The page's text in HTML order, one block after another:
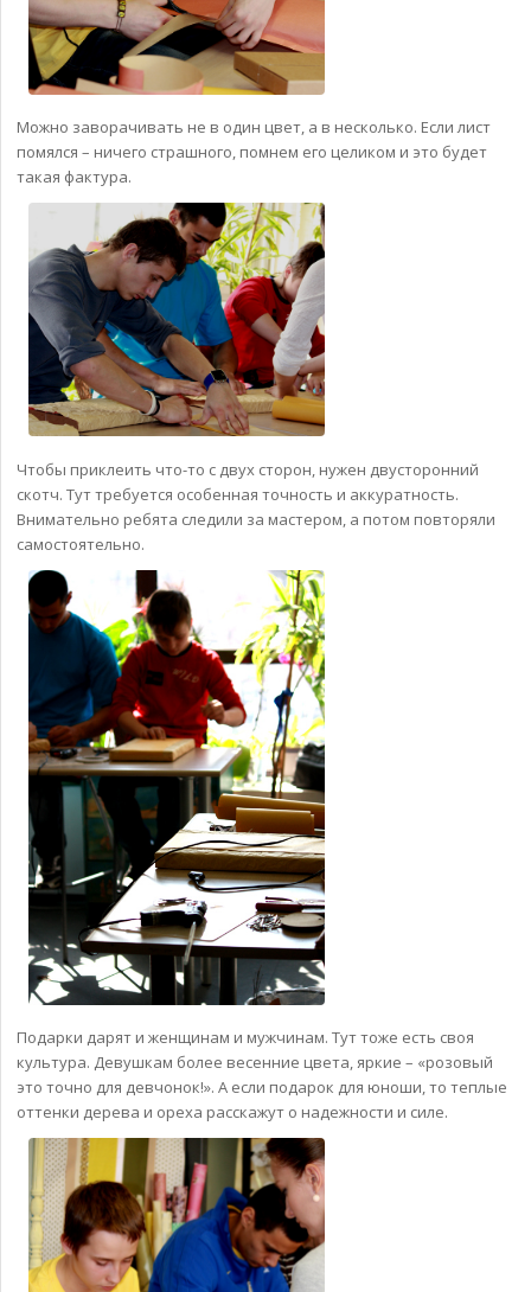
Можно заворачивать не в один цвет, а в несколько. Если лист
помялся – ничего страшного, помнем его целиком и это будет
такая фактура.
Чтобы приклеить что-то с двух сторон, нужен двусторонний
скотч. Тут требуется особенная точность и аккуратность.
Внимательно ребята следили за мастером, а потом повторяли
самостоятельно.
Подарки дарят и женщинам и мужчинам. Тут тоже есть своя
культура. Девушкам более весенние цвета, яркие – «розовый
это точно для девчонок!». А если подарок для юноши, то теплые
оттенки дерева и ореха расскажут о надежности и силе.